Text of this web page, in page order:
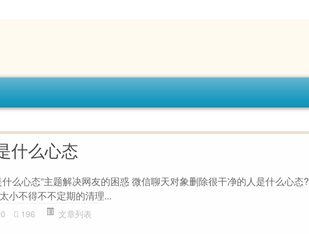
什么心态
么心态”主题解决网友的困惑 微信聊天对象删除很干净的人是什么心态?
小不得不不定期的清理...
196 文章列表